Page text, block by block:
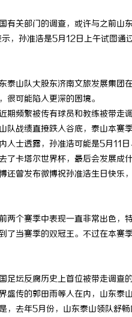
有关部门的调查，或许与之前山
，孙准浩是5月12日上午试图通
泰山队大股东济南文旅发展集
很可能陷入更深的困境。
期频繁被传有球员和教练被带
队战绩直接跌入谷底，泰山本
人士透露，孙准浩可能是5月11
卡塔尔世界杯，最后会发展成
还曾发布微博祝孙准浩生日快
两个赛季中表现一直非常出色
了当赛季的双冠王。不过在本
足坛反腐历史上首位被带走调
盛传的郭田雨等人在内，山东
，去年5月份，山东泰山领队舒
激光切管机：现代制造